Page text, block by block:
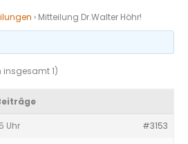
› Mitteilung Dr.Walter Höhr!
insgesamt 1)
Uhr #3153